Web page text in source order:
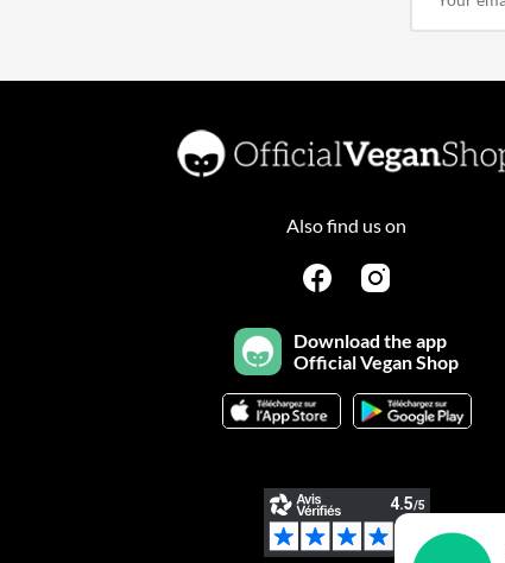
Also find us on
Download the app
Official Vegan Shop